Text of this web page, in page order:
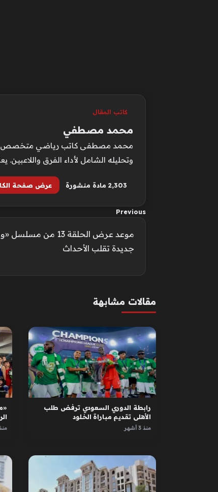
كاتب المقال
محمد مصطفي
محمد مصطفى كاتب رياضي متخصص في
وتحليله الشامل لأداء الفرق
2٬303 مادة منشورة عرض صفحة
Previous
موعد عرض الحلقة
جديدة تقلب الأحداث
مقالات مشابهة
رابطة الدوري السعودي ترفض طلب
الأهلي تقديم مباراة الخلود
منذ 3 أشهر منذ 3